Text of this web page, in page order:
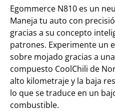
Egommerce N810 es un
Maneja tu auto con
gracias a su concepto
patrones. Experimente un
sobre mojado gracias a
compuesto CoolChili de
alto kilometraje y la baja
lo que se traduce en un
combustible.